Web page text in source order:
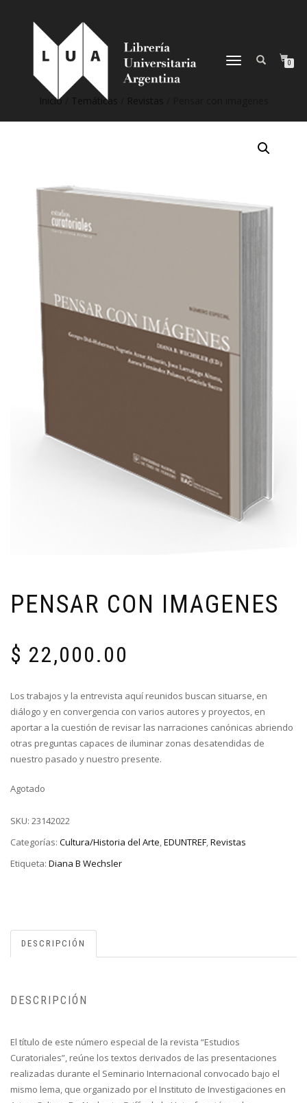
NAVEGACIÓN
0
Inicio/ Temáticas
PENSAR CON IMAGENES
$ 22,000.00
Los trabajos y la entrevista aquí reunidos buscan situarse, en
diálogo y en convergencia con varios autores y proyectos, en
aportar a la cuestión de revisar las narraciones canónicas abriendo
otras preguntas capaces de iluminar zonas desatendidas de
nuestro pasado y nuestro presente.
Agotado
SKU: 23142022
Categorías: Cultura/Historia del Arte,EDUNTREF,Revistas
Etiqueta: Diana B Wechsler
DESCRIPCIÓN
DESCRIPCIÓN
El título de este número especial de la revista “Estudios
Curatoriales”, reúne los textos derivados de las presentaciones
realizadas durante el Seminario Internacional convocado bajo el
mismo lema, que organizado por el Instituto de Investigaciones en